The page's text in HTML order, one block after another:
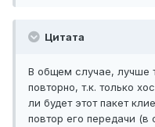
Цитата
В общем случае, лучше
повторно, т.к. только
ли будет этот пакет
повтор его передачи (в